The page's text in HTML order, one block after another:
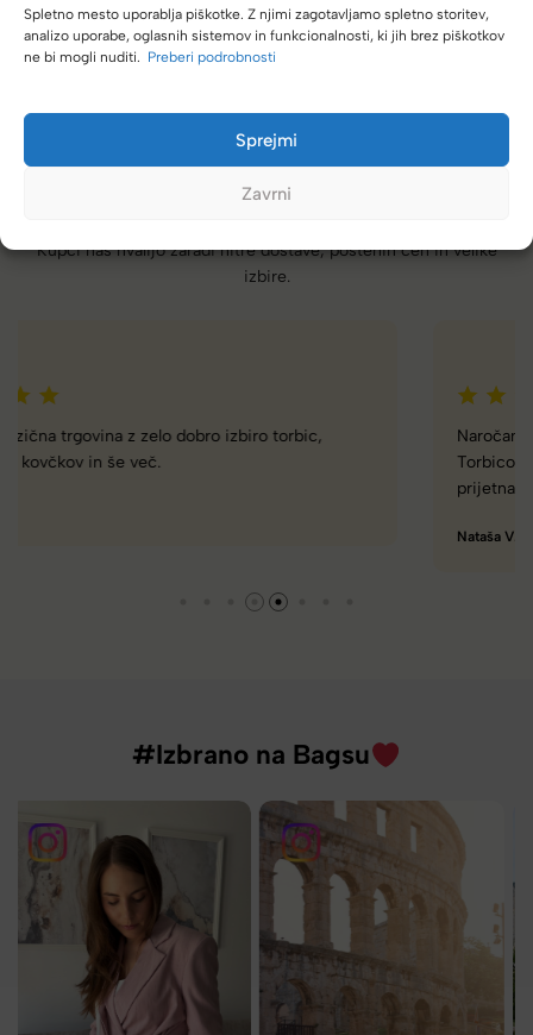
Spletno mesto uporablja piškotke. Z njimi zagotavljamo spletno storitev,
analizo uporabe, oglasnih sistemov in funkcionalnosti, ki jih brez piškotkov
ne bi mogli nuditi. Preberi podrobnosti
Sprejmi
Zavrni
Kupci nas hvalijo zaradi hitre dostave, poštenih cen in velike
izbire.
Naročanje pri vas je enostavno, zaupanja vredno.
Torbico že nosim, je takšna kot sem pričakovala; lahka,
#Izbrano na Bagsu